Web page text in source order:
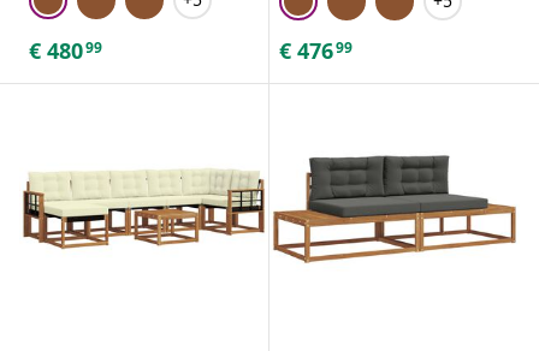
€ 48099 € 47699